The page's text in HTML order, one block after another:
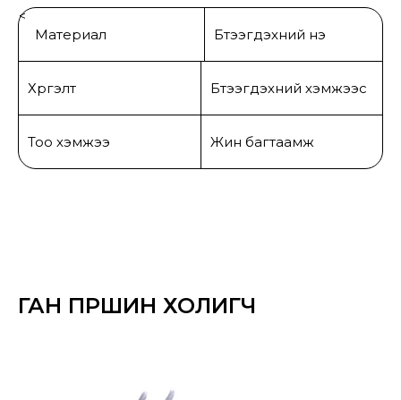
<
Материал Бүтээгдэхүүний үнэ
Хүргэлт Бүтээгдэхүүний хэмжээс
Тоо хэмжээ Жин багтаамж
ГАН ПҮРШИН ХОЛИГЧ